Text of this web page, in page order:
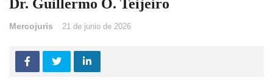
Dr. Guillermo O. Teijeiro
Mercojuris 21 de junio de 2026